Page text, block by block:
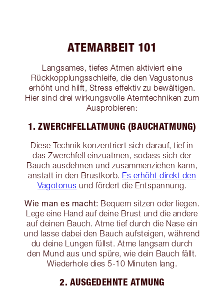
ATEMARBEIT 101
Langsames, tiefes Atmen aktiviert eine
Rückkopplungsschleife, die den Vagustonus
erhöht und hilft, Stress effektiv zu bewältigen.
Hier sind drei wirkungsvolle Atemtechniken zum
Ausprobieren:
1. ZWERCHFELLATMUNG (BAUCHATMUNG)
Diese Technik konzentriert sich darauf, tief in
das Zwerchfell einzuatmen, sodass sich der
Bauch ausdehnen und zusammenziehen kann,
anstatt in den Brustkorb. Es erhöht direkt den
Vagotonus und fördert die Entspannung.
Wie man es macht: Bequem sitzen oder liegen.
Lege eine Hand auf deine Brust und die andere
auf deinen Bauch. Atme tief durch die Nase ein
und lasse dabei den Bauch aufsteigen, während
du deine Lungen füllst. Atme langsam durch
den Mund aus und spüre, wie dein Bauch fällt.
Wiederhole dies 5-10 Minuten lang.
2. AUSGEDEHNTE ATMUNG